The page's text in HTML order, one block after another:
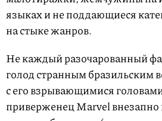
языках и не поддающиеся
на стыке жанров.
Не каждый разочарованный
голод странным бразильским
с его взрывающимися
приверженец Marvel внезапно